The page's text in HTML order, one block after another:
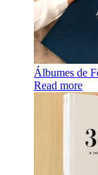
Álbumes de
Read more